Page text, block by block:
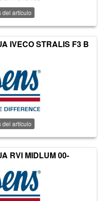
del artículo
IVECO STRALIS F3 B
del artículo
RVI MIDLUM 00-